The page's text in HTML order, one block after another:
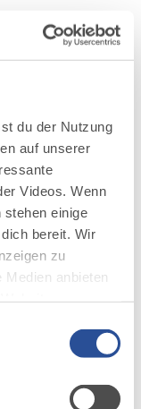
du der Nutzung
auf unserer
Videos. Wenn
einige
bereit. Wir
zu
anbieten
unsere Partner
die du
Pay